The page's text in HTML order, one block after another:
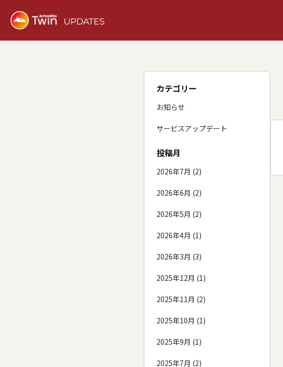
カテゴリー
お知らせ
サービスアップデート
投稿月
2026年7月 (2)
2026年6月 (2)
2026年5月 (2)
2026年4月 (1)
2026年3月 (3)
2025年12月 (1)
2025年11月 (2)
2025年10月 (1)
2025年9月 (1)
2025年7月 (2)